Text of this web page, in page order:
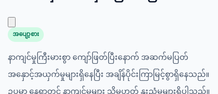
အပျော့စား
နာကျင်မှုကြီးမားစွာ ကျော်ဖြတ်ပြီးနောက် အဆက်မပြတ်
အနှောင့်အယှက်မှုများရှိနေပြီး အချိန်ပိုင်းကြာမြင့်စွာရှိနေသည်။
ဥပမာ နေရာတွင် နာကျင်မှုများ သို့မဟုတ် နူးညံ့မှုများရှိပါသည်။